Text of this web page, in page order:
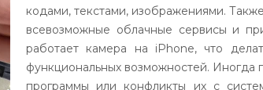
кодами, текстами, изображениями.
всевозможные облачные сервисы и
работает камера на iPhone, что
функциональных возможностей.
программы или конфликты их с